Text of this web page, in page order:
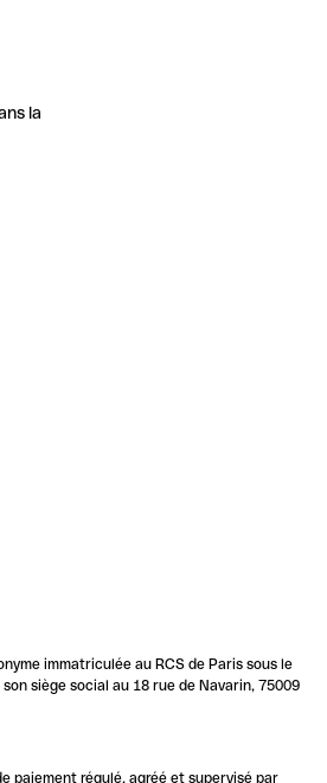
la
immatriculée au RCS de Paris sous le
siège social au 18 rue de Navarin, 75009
paiement régulé, agréé et supervisé par